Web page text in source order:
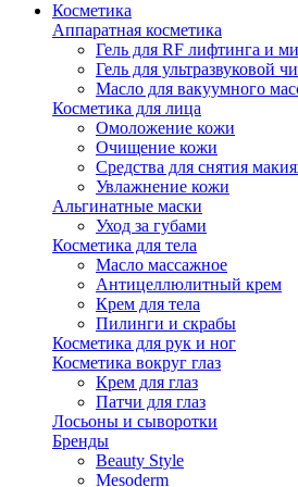
Косметика
Аппаратная косметика
Гель для RF лифтинга и
Гель для ультразвуковой
Масло для вакуумного
Косметика для лица
Омоложение кожи
Очищение кожи
Средства для снятия
Увлажнение кожи
Альгинатные маски
Уход за губами
Косметика для тела
Масло массажное
Антицеллюлитный крем
Крем для тела
Пилинги и скрабы
Косметика для рук и ног
Косметика вокруг глаз
Крем для глаз
Патчи для глаз
Лосьоны и сыворотки
Бренды
Beauty Style
Mesoderm